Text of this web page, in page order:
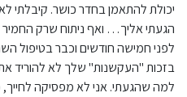
יכולת להתאמן בחדר כושר. קיבלתי
הגעתי אליך… ואף ניתוח שרק
לפני חמישה חודשים וכבר בטיפול
בזכות "העקשנות" שלך לא להוריד
למה שהגעתי. אני לא מפסיקה